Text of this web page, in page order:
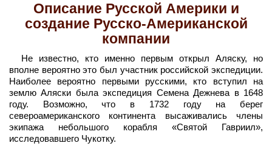
Описание Русской Америки и
создание Русско-Американской
компании
Не известно, кто именно первым открыл Аляску, но
вполне вероятно это был участник российской экспедиции.
Наиболее вероятно первыми русскими, кто вступил на
землю Аляски была экспедиция Семена Дежнева в 1648
году. Возможно, что в 1732 году на берег
североамериканского континента высаживались члены
экипажа небольшого корабля «Святой Гавриил»,
исследовавшего Чукотку.